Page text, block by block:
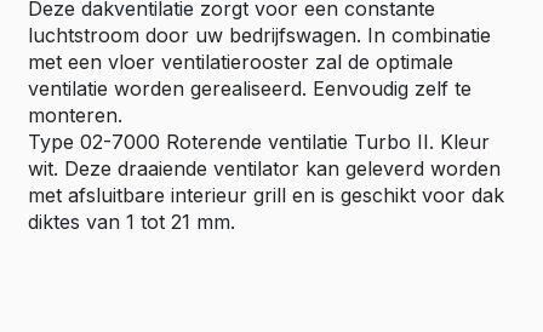
Deze dakventilatie zorgt voor een constante
luchtstroom door uw bedrijfswagen. In combinatie
met een vloer ventilatierooster zal de optimale
ventilatie worden gerealiseerd. Eenvoudig zelf te
monteren.
Type 02-7000 Roterende ventilatie Turbo II. Kleur
wit. Deze draaiende ventilator kan geleverd worden
met afsluitbare interieur grill en is geschikt voor dak
diktes van 1 tot 21 mm.